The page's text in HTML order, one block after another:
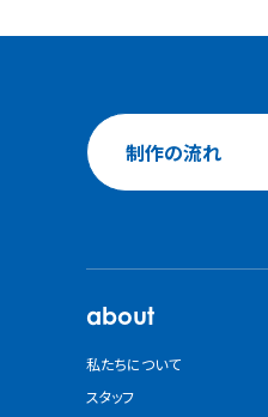
制作の流れ
about
私たちについて
スタッフ